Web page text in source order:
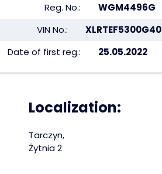
Reg. No.:
WGM4496G
VIN No.:
Date of first reg.:
25.05.2022
Localization:
Tarczyn,
Żytnia 2